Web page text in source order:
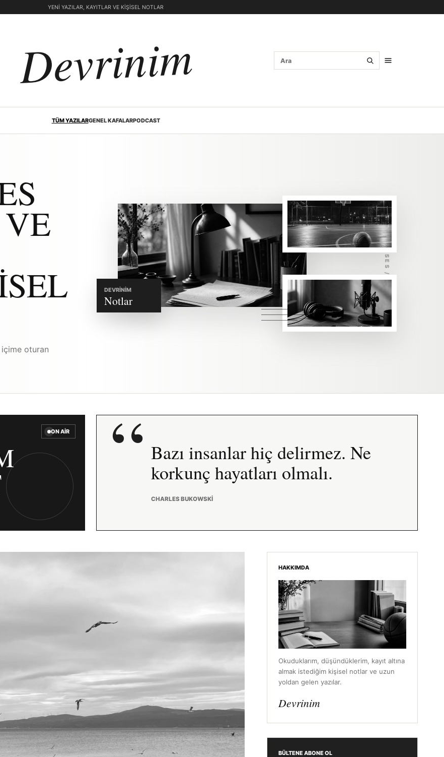
YENI YAZILAR, KAYITLAR VE KIŞISEL NOTLAR
Devrinim
TÜM YAZILARGENEL KAFALARPODCAST
oturan
DEVRINIM
Notlar
ON AIR “ Bazı insanlar hiç delirmez. Ne
korkunç hayatları olmalı.
CHARLES BUKOWSKI
HAKKIMDA
Okuduklarım, düşündüklerim, kayıt altına
almak istediğim kişisel notlar ve uzun
yoldan gelen yazılar.
Devrinim
BÜLTENE ABONE OL